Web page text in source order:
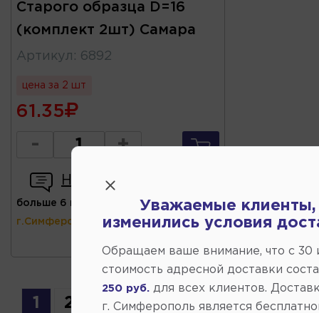
Старого образца D=16
(комплект 2шт) Самара
Артикул : 6892
цена за 2 шт
61.35
- +
Написать отзыв
больше 6 шт (ул.Коммунальная 43,
г.Симферополь)
1 2 3 4 5 6 7 ... 9
Уважаемые клиенты,
изменились условия
Обращаем ваше внимание, что c 30
стоимость адресной доставки
250 руб. для всех клиентов.
г. Симферополь является